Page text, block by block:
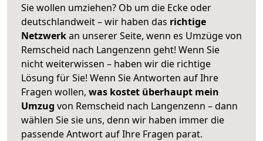
Sie wollen umziehen? Ob um die Ecke oder
deutschlandweit – wir haben das richtige
Netzwerkan unserer Seite, wenn es Umzüge von
Remscheid nach Langenzenn geht! Wenn Sie
nicht weiterwissen – haben wir die richtige
Lösung für Sie! Wenn Sie Antworten auf Ihre
Fragen wollen, was kostet überhaupt mein
Umzug von Remscheid nach Langenzenn – dann
wählen Sie sie uns, denn wir haben immer die
passende Antwort auf Ihre Fragen parat.